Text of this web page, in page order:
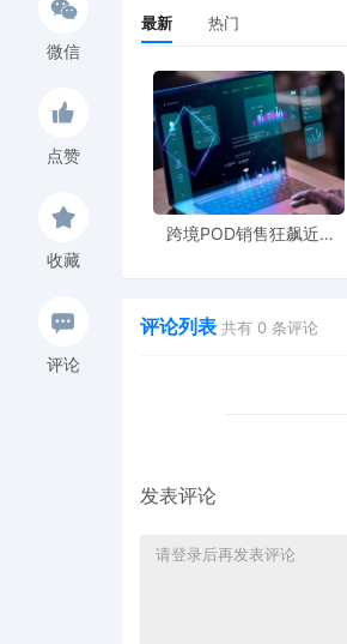
链岗位。
此次裁员正值塔吉特即将
为新任首席执行官，将于
Fiddelke同时负责的企业
营流程、推动技术应用创
构调整并非单纯为节省成
微信
点赞
收藏
评论
最新 热门
跨境POD销售狂飙近5
评论列表 共有 0 条评论
发表评论